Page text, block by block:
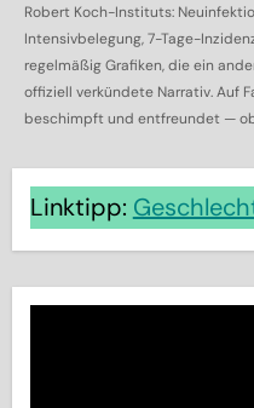
Robert Koch-Instituts:
Intensivbelegung, 7-Tage-
regelmäßig Grafiken, die ein
offiziell verkündete Narrativ. Auf
beschimpft und entfreundet —
Linktipp: